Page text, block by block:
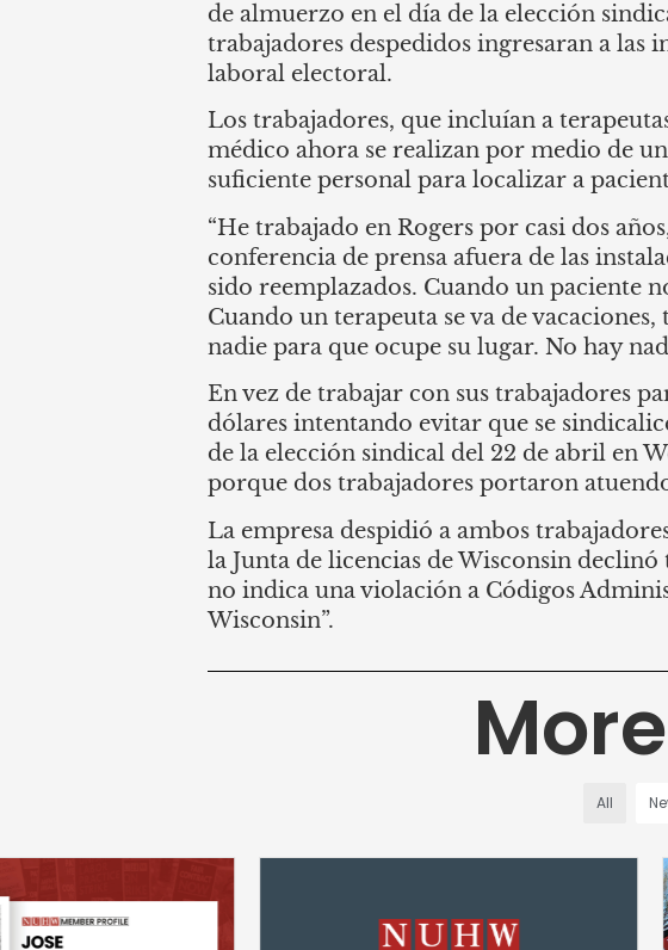
de almuerzo en el día de la elección
trabajadores despedidos ingresaran a las
laboral electoral.
Los trabajadores, que incluían a
médico ahora se realizan por medio de
suficiente personal para localizar a
“He trabajado en Rogers por casi dos
conferencia de prensa afuera de las
sido reemplazados. Cuando un paciente
Cuando un terapeuta se va de
nadie para que ocupe su lugar. No hay
En vez de trabajar con sus trabajadores
dólares intentando evitar que se
de la elección sindical del 22 de abril en
porque dos trabajadores portaron
La empresa despidió a ambos
la Junta de licencias de Wisconsin
no indica una violación a Códigos
Wisconsin”.
All